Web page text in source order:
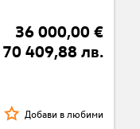
36 000,00 €
70 409,88 лв.
Добави в любими